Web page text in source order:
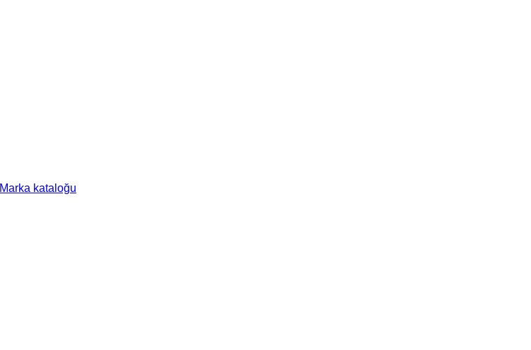
Marka kataloğu